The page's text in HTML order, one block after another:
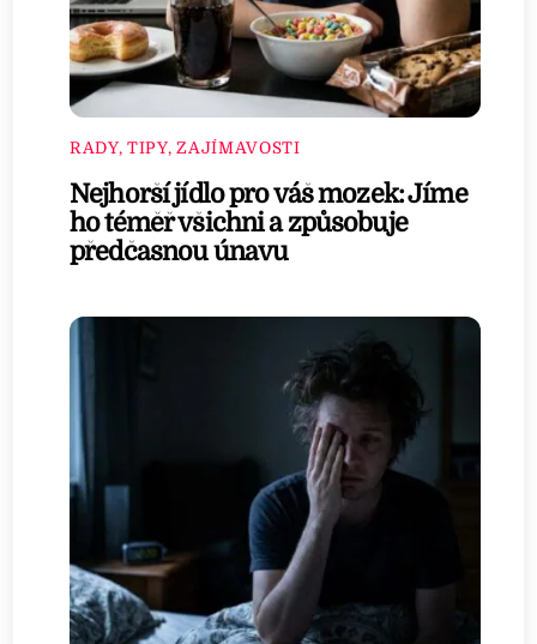
RADY, TIPY, ZAJÍMAVOSTI
Nejhorší jídlo pro váš mozek: Jíme
ho téměř všichni a způsobuje
předčasnou únavu